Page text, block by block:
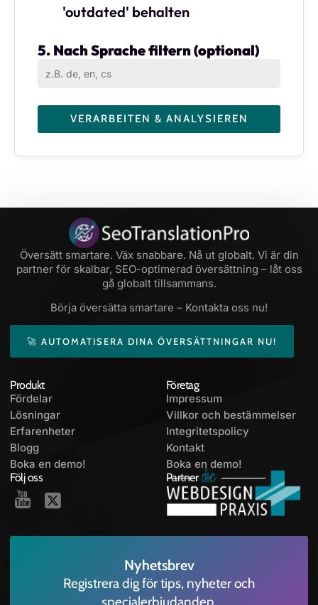
'outdated' behalten
5. Nach Sprache filtern (optional)
Översätt smartare. Väx snabbare. Nå ut globalt. Vi är din
partner för skalbar, SEO-optimerad översättning – låt oss
gå globalt tillsammans.
Börja översätta smartare – Kontakta oss nu!
🚀 AUTOMATISERA DINA ÖVERSÄTTNINGAR NU!
Produkt
Fördelar
Lösningar
Erfarenheter
Blogg
Boka en demo!
Följ oss
Företag
Impressum
Villkor och bestämmelser
Integritetspolicy
Kontakt
Boka en demo!
Partner
Nyhetsbrev
Registrera dig för tips, nyheter och
specialerbjudanden.